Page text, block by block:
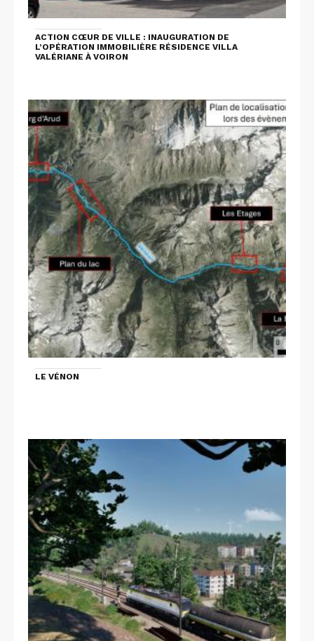
ACTION CŒUR DE VILLE : INAUGURATION DE
L’OPÉRATION IMMOBILIÈRE RÉSIDENCE VILLA
VALÉRIANE À VOIRON
LE VÉNON